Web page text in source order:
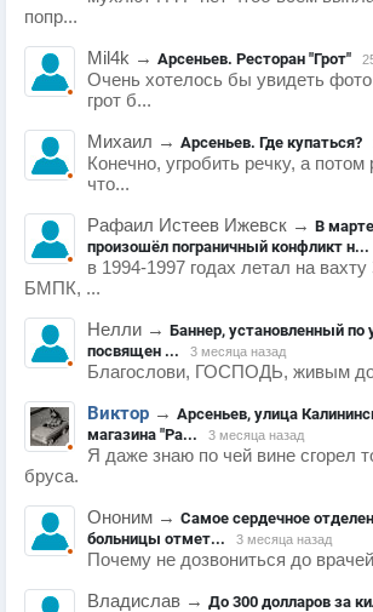
попр...
Mil4k → Арсеньев. Ресторан "Грот"
Очень хотелось бы увидеть фото
грот б...
Михаил → Арсеньев. Где купаться?
Конечно, угробить речку, а потом
что...
Рафаил Истеев Ижевск → В
произошёл пограничный конфликт н...
в 1994-1997 годах летал на
БМПК, ...
Нелли → Баннер, установленный по
посвящен ...
3 месяца назад
Благослови, ГОСПОДЬ, живым
Виктор → Арсеньев, улица
магазина "Ра...
3 месяца назад
Я даже знаю по чей вине сгорел
бруса.
Ононим → Самое сердечное
больницы отмет...
3 месяца назад
Почему не дозвониться до врачей
Владислав → До 300 долларов за